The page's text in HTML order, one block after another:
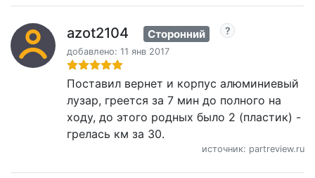
azot2104 Сторонний
добавлено: 11 янв 2017
Поставил вернет и корпус алюминиевый
лузар, греется за 7 мин до полного на
ходу, до этого родных было 2 (пластик) -
грелась км за 30.
источник: partreview.ru